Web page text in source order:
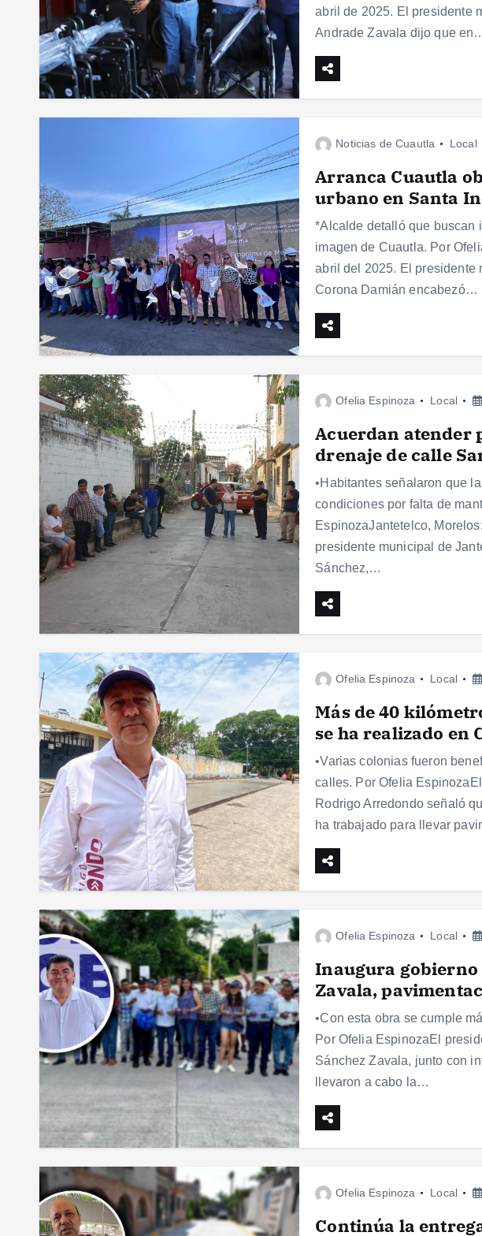
abril de 2025. El presidente
Andrade Zavala dijo que
Noticias de Cuautla Local
Arranca Cuautla
urbano en Santa
*Alcalde detalló que buscan
imagen de Cuautla. Por
abril del 2025. El presidente
Corona Damián encabezó…
Ofelia Espinoza Local
Acuerdan atender
drenaje de calle
•Habitantes señalaron que
condiciones por falta de
EspinozaJantetelco,
presidente municipal de
Sánchez,…
Ofelia Espinoza Local
Más de 40
se ha realizado en
•Varias colonias fueron
calles. Por Ofelia
Rodrigo Arredondo señaló
ha trabajado para llevar
Ofelia Espinoza Local
Inaugura gobierno
Zavala,
•Con esta obra se cumple
Por Ofelia EspinozaEl
Sánchez Zavala, junto con
llevaron a cabo la…
Ofelia Espinoza Local
Continúa la